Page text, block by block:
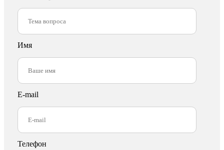
Имя
E-mail
Телефон